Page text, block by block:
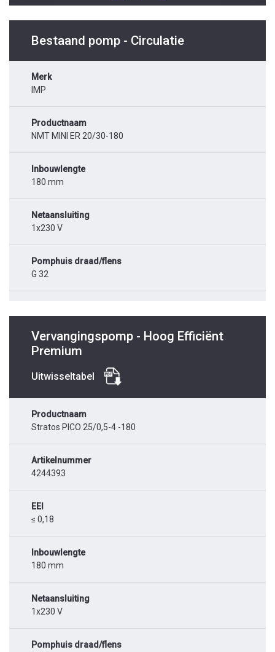
Bestaand pomp - Circulatie
Merk
IMP
Productnaam
NMT MINI ER 20/30-180
Inbouwlengte
180 mm
Netaansluiting
1x230 V
Pomphuis draad/flens
G 32
Vervangingspomp - Hoog Efficiënt
Premium
Uitwisseltabel
Productnaam
Stratos PICO 25/0,5-4 -180
Artikelnummer
4244393
EEI
≤ 0,18
Inbouwlengte
180 mm
Netaansluiting
1x230 V
Pomphuis draad/flens